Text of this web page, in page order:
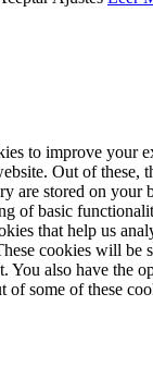
to improve your
Out of these,
are stored on your
of basic
that help us
cookies will be
You also have the
of some of these